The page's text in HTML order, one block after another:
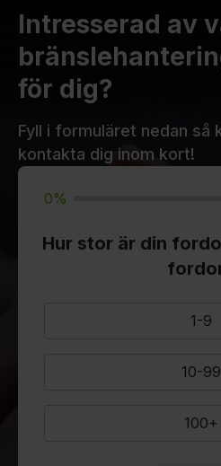
Intresserad av
för dig?
Fyll i formuläret nedan så
kontakta dig inom kort!
0%
Hur stor är din
1-9
10-99
100+